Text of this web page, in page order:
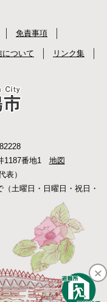
免責事項
について リンク集
1187番地1 地図
表）
土曜日・日曜日・祝日・